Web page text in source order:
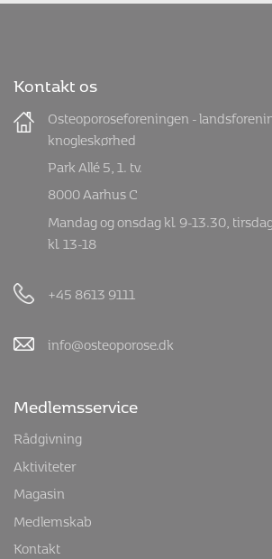
Kontakt os
Osteoporoseforeningen -
knogleskørhed
Park Allé 5, 1. tv.
8000 Aarhus C
Mandag og onsdag kl. 9-13.30,
kl. 13-18
+45 8613 9111
info@osteoporose.dk
Medlemsservice
Rådgivning
Aktiviteter
Magasin
Medlemskab
Kontakt